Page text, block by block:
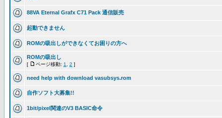
88VA Eternal Grafx C71 Pack 通信販売
起動できません
ROMの吸出しができなくてお困りの方へ
ROMの吸出し
[ ページ移動: 1 2 ]
need help with download vasubsys.rom
自作ソフト大募集!!
1bit/pixel関連のV3 BASIC命令